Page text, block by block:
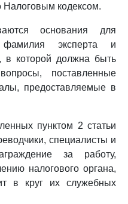
Налоговым кодексом.
основания для
фамилия эксперта и
в которой должна быть
поставленные
предоставляемые в
пунктом 2 статьи
специалисты и
за работу,
налогового органа,
в круг их служебных